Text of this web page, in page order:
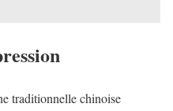
traditionnelle chinoise